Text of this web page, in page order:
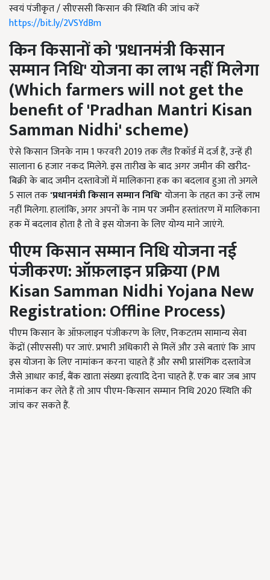
स्वयं पंजीकृत / सीएससी किसान की स्थिति की जांच करें
https://bit.ly/2VSYdBm
किन किसानों को 'प्रधानमंत्री किसान
सम्मान निधि'योजना का लाभ नहीं मिलेगा
(Which farmers will not get the
benefit of 'Pradhan Mantri Kisan
Samman Nidhi' scheme)
ऐसे किसान जिनके नाम 1 फरवरी 2019 तक लैंड रिकॉर्ड में दर्ज हैं, उन्हें ही
सालाना 6 हजार नकद मिलेगे. इस तारीख के बाद अगर जमीन की खरीद-
बिक्री के बाद जमीन दस्तावेजों में मालिकाना हक का बदलाव हुआ तो अगले
5 साल तक'प्रधानमंत्री किसान सम्मान निधि'योजना के तहत का उन्हें लाभ
नहीं मिलेगा. हालांकि, अगर अपनों के नाम पर जमीन हस्तांतरण में मालिकाना
हक में बदलाव होता है तो वे इस योजना के लिए योग्य माने जाएंगे.
पीएम किसान सम्मान निधि योजना नई
पंजीकरण: ऑफ़लाइन प्रक्रिया(PM
Kisan Samman Nidhi Yojana New
Registration: Offline Process)
पीएम किसान के ऑफ़लाइन पंजीकरण के लिए, निकटतम सामान्य सेवा
केंद्रों (सीएससी) पर जाएं. प्रभारी अधिकारी से मिलें और उसे बताएं कि आप
इस योजना के लिए नामांकन करना चाहते हैं और सभी प्रासंगिक दस्तावेज
जैसे आधार कार्ड, बैंक खाता संख्या इत्यादि देना चाहते हैं. एक बार जब आप
नामांकन कर लेते हैं तो आप पीएम-किसान सम्मान निधि 2020 स्थिति की
जांच कर सकते हैं.